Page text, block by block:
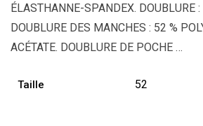
ÉLASTHANNE-SPANDEX. DOUBLURE
DOUBLURE DES MANCHES : 52 %
ACÉTATE. DOUBLURE DE POCHE …
Taille 52